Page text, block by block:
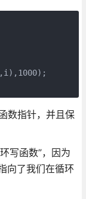
数指针，并且保
写函数”，因为
向了我们在循环